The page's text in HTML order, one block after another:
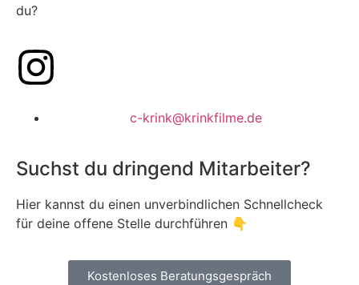
du?
c-krink@krinkfilme.de
Suchst du dringend Mitarbeiter?
Hier kannst du einen unverbindlichen Schnellcheck
für deine offene Stelle durchführen 👇
Kostenloses Beratungsgespräch